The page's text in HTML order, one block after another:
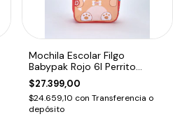
Mochila Escolar Filgo
Babypak Rojo 6l Perrito
Animales Infantil
$27.399,00
$24.659,10 con Transferencia o
depósito